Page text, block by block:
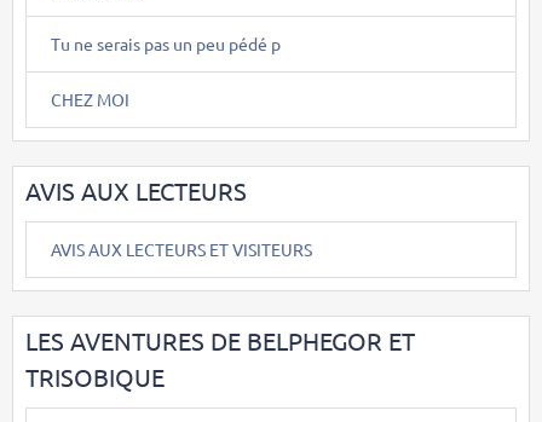
Tu ne serais pas un peu pédé p
CHEZ MOI
AVIS AUX LECTEURS
AVIS AUX LECTEURS ET VISITEURS
LES AVENTURES DE BELPHEGOR ET
TRISOBIQUE